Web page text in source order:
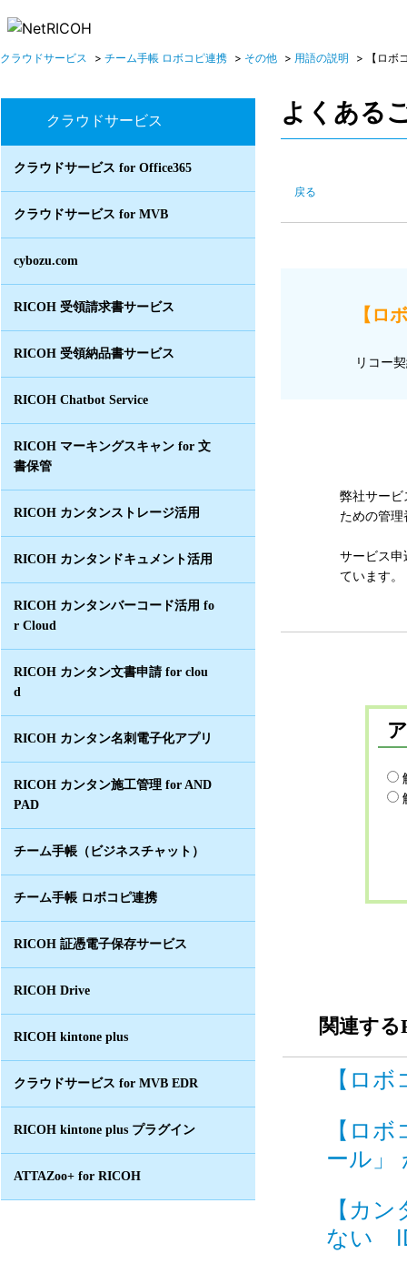
クラウドサービス > チーム手帳 ロボコピ連携 > その他 > 用語の説明 > 【ロボ
クラウドサービス
クラウドサービス for Office365
クラウドサービス for MVB
cybozu.com
RICOH 受領請求書サービス
RICOH 受領納品書サービス
RICOH Chatbot Service
RICOH マーキングスキャン for 文
書保管
RICOH カンタンストレージ活用
RICOH カンタンドキュメント活用
RICOH カンタンバーコード活用 fo
r Cloud
RICOH カンタン文書申請 for clou
d
RICOH カンタン名刺電子化アプリ
RICOH カンタン施工管理 for AND
PAD
チーム手帳（ビジネスチャット）
チーム手帳 ロボコピ連携
RICOH 証憑電子保存サービス
RICOH Drive
RICOH kintone plus
クラウドサービス for MVB EDR
RICOH kintone plus プラグイン
ATTAZoo+ for RICOH
よくある
戻る
【ロ
リコー
弊社サー
ための管
サービス
ています。
関連する
【ロ
【ロ
ール」
【カ
ない